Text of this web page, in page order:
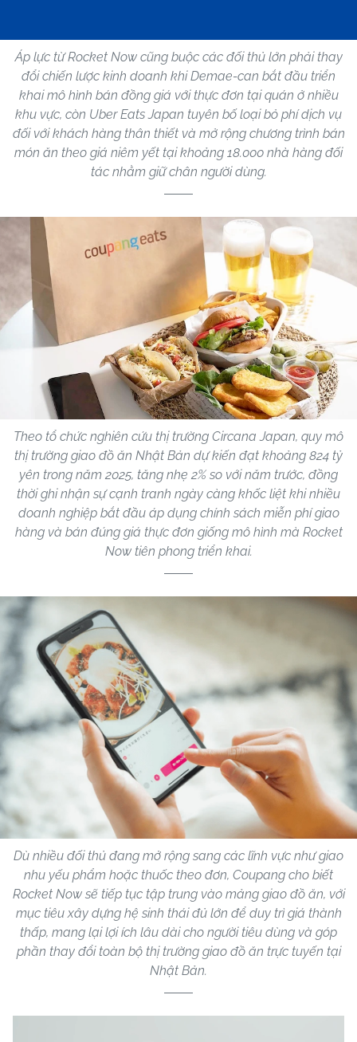
Áp lực từ Rocket Now cũng buộc các đối thủ lớn phải thay
đổi chiến lược kinh doanh khi Demae-can bắt đầu triển
khai mô hình bán đồng giá với thực đơn tại quán ở nhiều
khu vực, còn Uber Eats Japan tuyên bố loại bỏ phí dịch vụ
đối với khách hàng thân thiết và mở rộng chương trình bán
món ăn theo giá niêm yết tại khoảng 18.000 nhà hàng đối
tác nhằm giữ chân người dùng.
Theo tổ chức nghiên cứu thị trường Circana Japan, quy mô
thị trường giao đồ ăn Nhật Bản dự kiến đạt khoảng 824 tỷ
yên trong năm 2025, tăng nhẹ 2% so với năm trước, đồng
thời ghi nhận sự cạnh tranh ngày càng khốc liệt khi nhiều
doanh nghiệp bắt đầu áp dụng chính sách miễn phí giao
hàng và bán đúng giá thực đơn giống mô hình mà Rocket
Now tiên phong triển khai.
Dù nhiều đối thủ đang mở rộng sang các lĩnh vực như giao
nhu yếu phẩm hoặc thuốc theo đơn, Coupang cho biết
Rocket Now sẽ tiếp tục tập trung vào mảng giao đồ ăn, với
mục tiêu xây dựng hệ sinh thái đủ lớn để duy trì giá thành
thấp, mang lại lợi ích lâu dài cho người tiêu dùng và góp
phần thay đổi toàn bộ thị trường giao đồ ăn trực tuyến tại
Nhật Bản.